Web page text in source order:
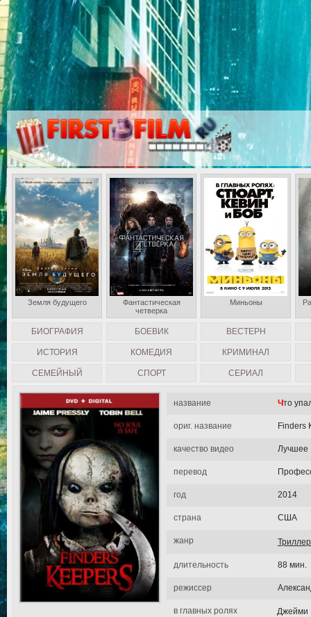
название Что
ориг. название Finders
качество видео Лучшее
перевод
год 2014
страна США
жанр Триллер
длительность 88 мин.
режиссер
в главных ролях
Джейми
БИОГРАФИЯ БОЕВИК ВЕСТЕРН
ИСТОРИЯ КОМЕДИЯ КРИМИНАЛ
СЕМЕЙНЫЙ СПОРТ СЕРИАЛ
Земля будущего
Фантастическая
четверка
Миньоны